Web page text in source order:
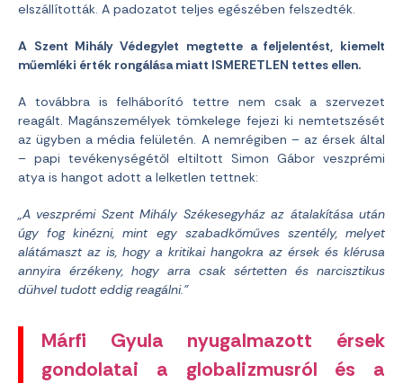
elszállították. A padozatot teljes egészében felszedték.
A Szent Mihály Védegylet megtette a feljelentést, kiemelt
műemléki érték rongálása miatt ISMERETLEN tettes ellen.
A továbbra is felháborító tettre nem csak a szervezet
reagált. Magánszemélyek tömkelege fejezi ki nemtetszését
az ügyben a média felületén. A nemrégiben – az érsek által
– papi tevékenységétől eltiltott Simon Gábor veszprémi
atya is hangot adott a lelketlen tettnek:
„A veszprémi Szent Mihály Székesegyház az átalakítása után
úgy fog kinézni, mint egy szabadkőműves szentély, melyet
alátámaszt az is, hogy a kritikai hangokra az érsek és klérusa
annyira érzékeny, hogy arra csak sértetten és narcisztikus
dühvel tudott eddig reagálni.”
Márfi Gyula nyugalmazott érsek
gondolatai a globalizmusról és a